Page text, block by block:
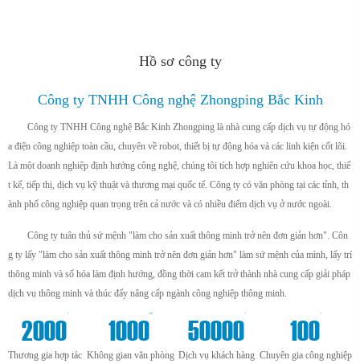
Hồ sơ công ty
Công ty TNHH Công nghệ Zhongping Bắc Kinh
Công ty TNHH Công nghệ Bắc Kinh Zhongping là nhà cung cấp dịch vụ tự động hó
a điện công nghiệp toàn cầu, chuyên về robot, thiết bị tự động hóa và các linh kiện cốt lõi.
Là một doanh nghiệp định hướng công nghệ, chúng tôi tích hợp nghiên cứu khoa học, thiế
t kế, tiếp thị, dịch vụ kỹ thuật và thương mại quốc tế. Công ty có văn phòng tại các tỉnh, th
ành phố công nghiệp quan trọng trên cả nước và có nhiều điểm dịch vụ ở nước ngoài.
Công ty tuân thủ sứ mệnh "làm cho sản xuất thông minh trở nên đơn giản hơn". Côn
g ty lấy "làm cho sản xuất thông minh trở nên đơn giản hơn" làm sứ mệnh của mình, lấy trí
thông minh và số hóa làm định hướng, đồng thời cam kết trở thành nhà cung cấp giải pháp
dịch vụ thông minh và thúc đẩy nâng cấp ngành công nghiệp thông minh.
2000
+
Thương gia hợp tác
1000
m²
Không gian văn phòng
50000
+
Dịch vụ khách hàng
100
+
Chuyên gia công nghiệp